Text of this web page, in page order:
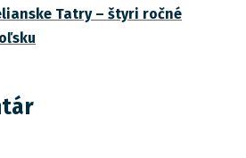
Tatry – štyri ročné